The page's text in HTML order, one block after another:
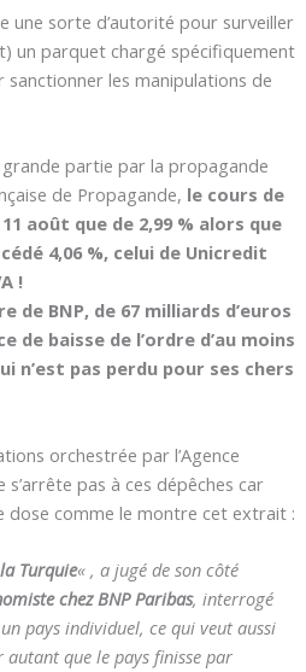
une sorte d’autorité pour surveiller
un parquet chargé spécifiquement
les manipulations de
partie par la propagande
de Propagande, le cours de
août que de 2,99 % alors que
4,06 %, celui de Unicredit
!
de BNP, de 67 milliards d’euros
de baisse de l’ordre d’au moins
n’est pas perdu pour ses chers
orchestrée par l’Agence
pas à ces dépêches car
dose comme le montre cet extrait :
Turquie« , a jugé de son côté
chez BNP Paribas, interrogé
un pays individuel, ce qui veut aussi
autant que le pays finisse par